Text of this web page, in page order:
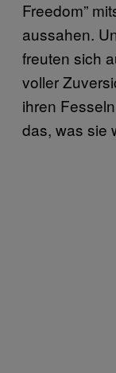
Freedom”
aussahen.
freuten sich
voller
ihren
das, was sie